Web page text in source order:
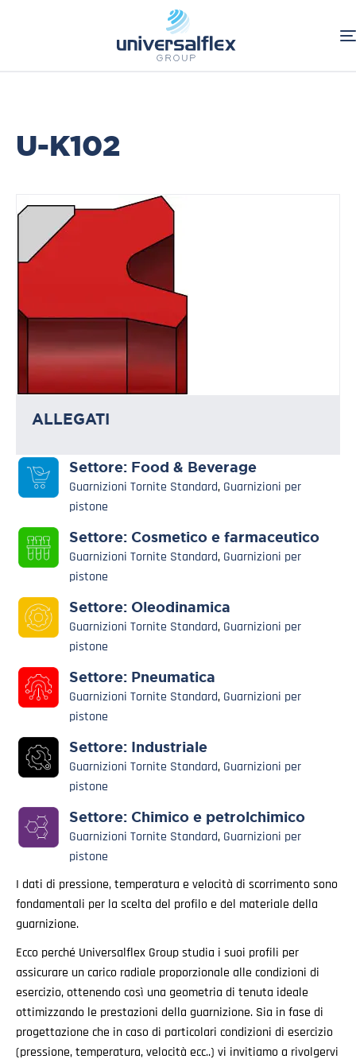
Guarnizioni per pistone
Guarnizioni Tornite Standard
U-K102
ALLEGATI
Settore: Food & Beverage
Guarnizioni Tornite Standard, Guarnizioni per
pistone
Settore: Cosmetico e farmaceutico
Guarnizioni Tornite Standard, Guarnizioni per
pistone
Settore: Oleodinamica
Guarnizioni Tornite Standard, Guarnizioni per
pistone
Settore: Pneumatica
Guarnizioni Tornite Standard, Guarnizioni per
pistone
Settore: Industriale
Guarnizioni Tornite Standard, Guarnizioni per
pistone
Settore: Chimico e petrolchimico
Guarnizioni Tornite Standard, Guarnizioni per
pistone
I dati di pressione, temperatura e velocità di scorrimento sono
fondamentali per la scelta del profilo e del materiale della
guarnizione.
Ecco perché Universalflex Group studia i suoi profili per
assicurare un carico radiale proporzionale alle condizioni di
esercizio, ottenendo così una geometria di tenuta ideale
ottimizzando le prestazioni della guarnizione. Sia in fase di
progettazione che in caso di particolari condizioni di esercizio
(pressione, temperatura, velocità ecc..) vi invitiamo a rivolgervi